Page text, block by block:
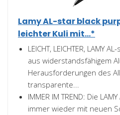
Lamy AL-star black
leichter Kuli mit...*
LEICHT, LEICHTER, LAMY
aus widerstandsfähigem
Herausforderungen des
transparente...
IMMER IM TREND: Die
immer wieder mit neuen